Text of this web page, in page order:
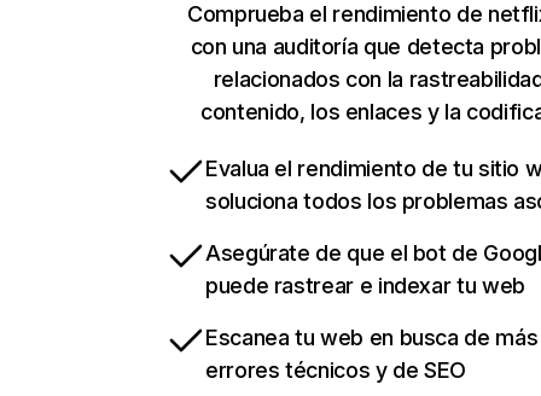
Comprueba el rendimiento de
con una auditoría que detecta
relacionados con la
contenido, los enlaces y la
Evalua el rendimiento de tu sitio
soluciona todos los problemas
Asegúrate de que el bot de
puede rastrear e indexar tu web
Escanea tu web en busca de
errores técnicos y de SEO